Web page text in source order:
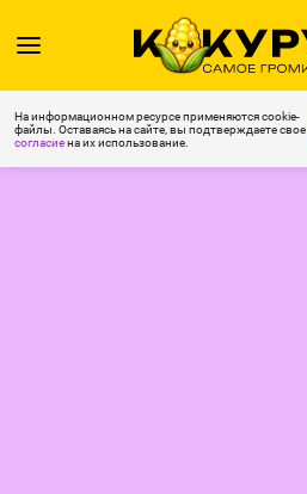
На информационном ресурсе применяются cookie-
файлы. Оставаясь на сайте, вы подтверждаете свое
согласиена их использование.